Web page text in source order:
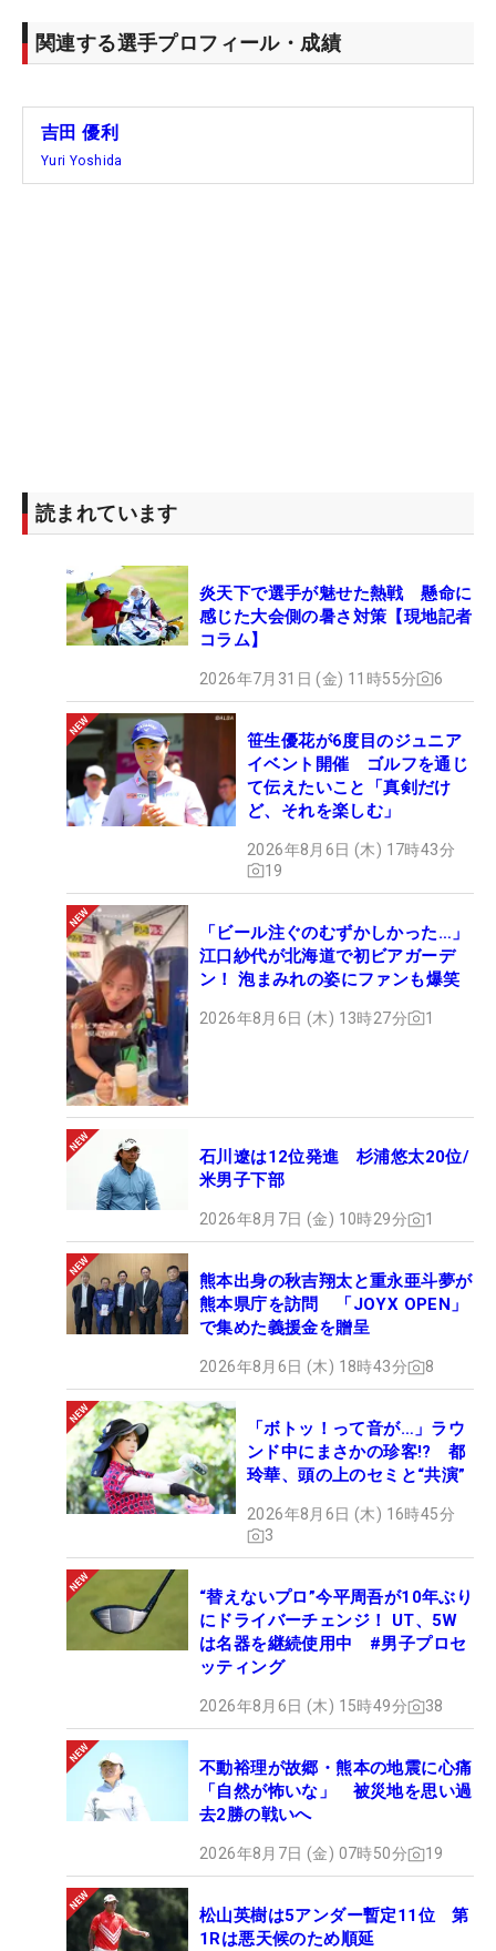
関連する選手プロフィール・成績
吉田 優利
Yuri Yoshida
読まれています
炎天下で選手が魅せた熱戦 懸命に
感じた大会側の暑さ対策【現地記者
コラム】
2026年7月31日 (金) 11時55分 6
笹生優花が6度目のジュニア
イベント開催 ゴルフを通じ
て伝えたいこと「真剣だけ
ど、それを楽しむ」
2026年8月6日 (木) 17時43分
19
「ビール注ぐのむずかしかった…」
江口紗代が北海道で初ビアガーデ
ン！ 泡まみれの姿にファンも爆笑
2026年8月6日 (木) 13時27分 1
石川遼は12位発進 杉浦悠太20位/
米男子下部
2026年8月7日 (金) 10時29分 1
熊本出身の秋吉翔太と重永亜斗夢が
熊本県庁を訪問 「JOYX OPEN」
で集めた義援金を贈呈
2026年8月6日 (木) 18時43分 8
「ボトッ！って音が…」ラウ
ンド中にまさかの珍客!? 都
玲華、頭の上のセミと“共演”
2026年8月6日 (木) 16時45分
3
“替えないプロ”今平周吾が10年ぶり
にドライバーチェンジ！ UT、5W
は名器を継続使用中 #男子プロセ
ッティング
2026年8月6日 (木) 15時49分 38
不動裕理が故郷・熊本の地震に心痛
「自然が怖いな」 被災地を思い過
去2勝の戦いへ
2026年8月7日 (金) 07時50分 19
松山英樹は5アンダー暫定11位 第
1Rは悪天候のため順延